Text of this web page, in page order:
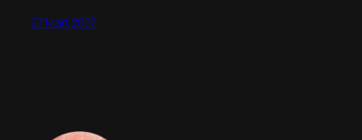
27 Mart 2007